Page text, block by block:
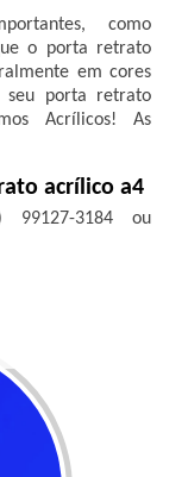
como
o porta retrato
em cores
seu porta retrato
Acrílicos! As
acrílico a4
99127-3184 ou